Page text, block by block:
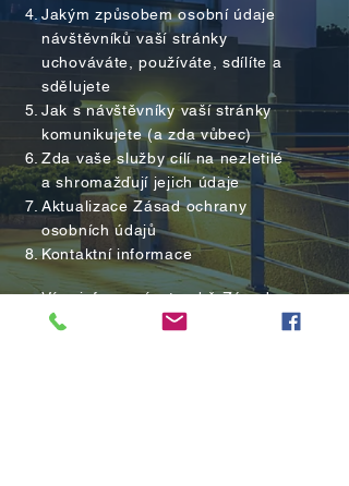
Jakým způsobem osobní údaje
návštěvníků vaší stránky
uchováváte, používáte, sdílíte a
sdělujete
Jak s návštěvníky vaší stránky
komunikujete (a zda vůbec)
Zda vaše služby cílí na nezletilé
a shromažďují jejich údaje
Aktualizace Zásad ochrany
osobních údajů
Kontaktní informace
Více informací o tvorbě Zásad
ochrany osobních údajů najdete